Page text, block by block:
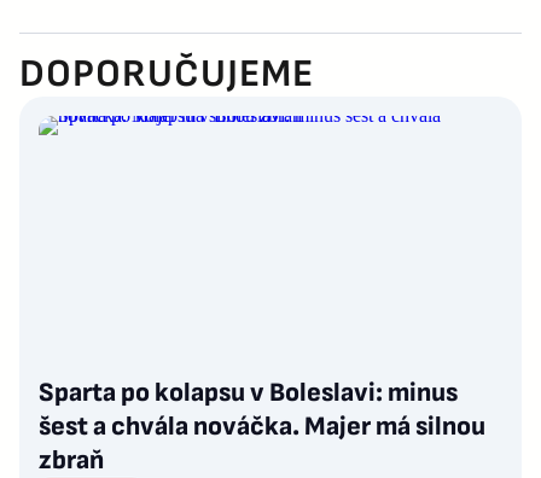
DOPORUČUJEME
Sparta po kolapsu v Boleslavi: minus
šest a chvála nováčka. Majer má silnou
zbraň